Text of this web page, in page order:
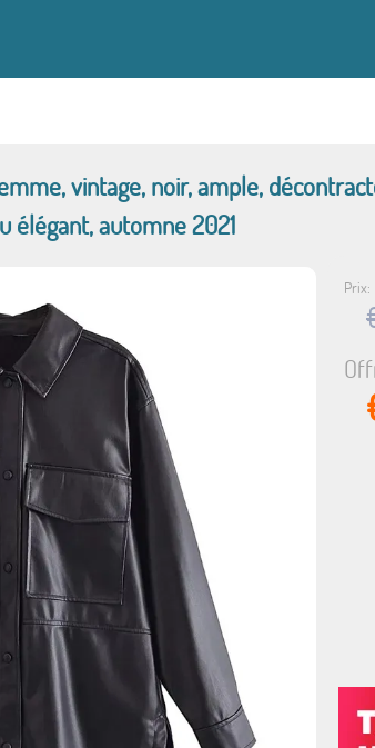
vintage, noir, ample,
élégant, automne 2021
Prix: